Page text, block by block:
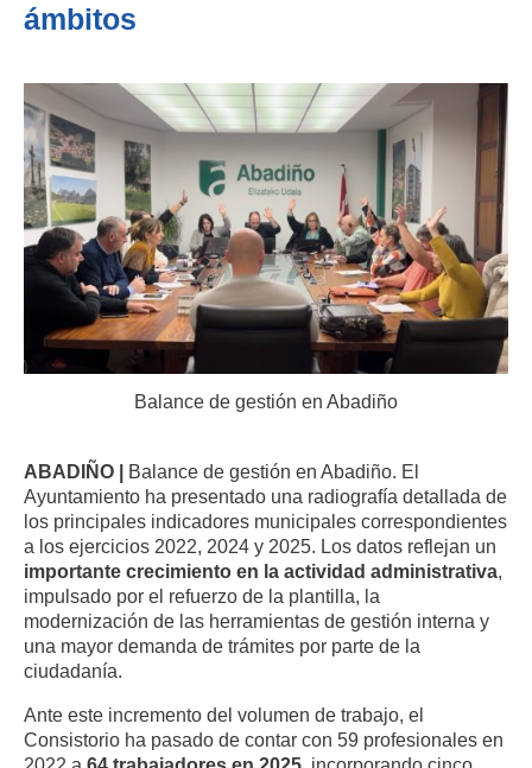
ámbitos
Balance de gestión en Abadiño
ABADIÑO | Balance de gestión en Abadiño. El
Ayuntamiento ha presentado una radiografía detallada de
los principales indicadores municipales correspondientes
a los ejercicios 2022, 2024 y 2025. Los datos reflejan un
importante crecimiento en la actividad administrativa,
impulsado por el refuerzo de la plantilla, la
modernización de las herramientas de gestión interna y
una mayor demanda de trámites por parte de la
ciudadanía.
Ante este incremento del volumen de trabajo, el
Consistorio ha pasado de contar con 59 profesionales en